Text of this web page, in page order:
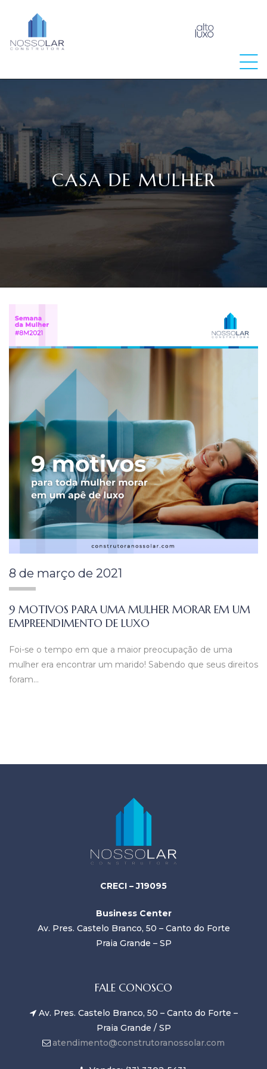
CASA DE MULHER
8 de março de 2021
9 MOTIVOS PARA UMA MULHER MORAR EM UM
EMPREENDIMENTO DE LUXO
Foi-se o tempo em que a maior preocupação de uma
mulher era encontrar um marido! Sabendo que seus direitos
foram…
CRECI – J19095
Business Center
Av. Pres. Castelo Branco, 50 – Canto do Forte
Praia Grande – SP
FALE CONOSCO
Av. Pres. Castelo Branco, 50 – Canto do Forte –
Praia Grande / SP
atendimento@construtoranossolar.com